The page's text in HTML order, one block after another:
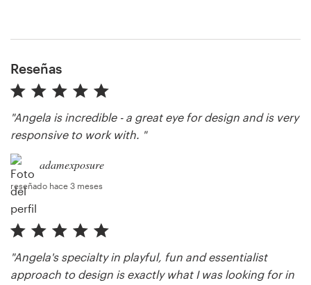
Reseñas
"Angela is incredible - a great eye for design and is very
responsive to work with. "
adamexposure
reseñado hace 3 meses
"Angela's specialty in playful, fun and essentialist
approach to design is exactly what I was looking for in